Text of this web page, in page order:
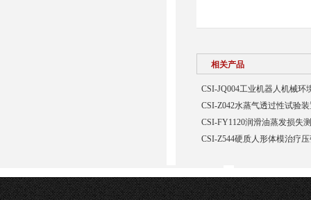
相关产品
CSI-JQ004工业机器人机械
CSI-Z042水蒸气透过性试验
CSI-FY1120润滑油蒸发损失
CSI-Z544硬质人形体模治疗